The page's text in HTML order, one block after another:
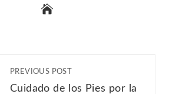
PREVIOUS POST
Cuidado de los Pies por la